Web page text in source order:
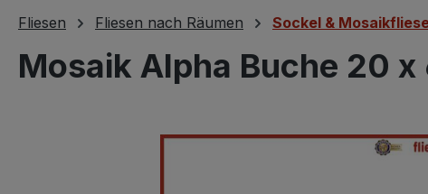
Fliesen Fliesen nach Räumen Sockel &
Mosaik Alpha Buche 20 x
Bildergalerie überspringen